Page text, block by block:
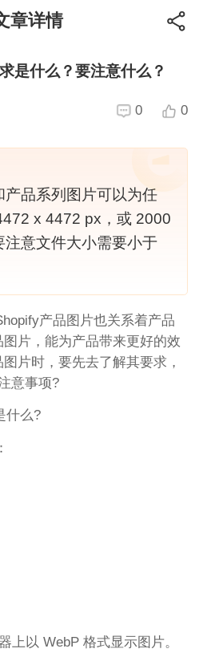
章详情
是什么？要注意什么？
0 0
产品系列图片可以为任
x 4472 px，或 2000
注意文件大小需要小于
产品图片也关系着产品
片，能为产品带来更好的效
片时，要先去了解其要求，
意事项?
什么?
上以 WebP 格式显示图片。